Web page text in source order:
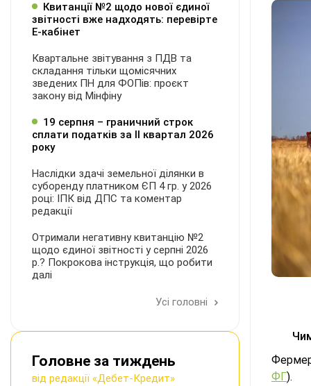
ФГ).
Квитанції №2 щодо нової єдиної
звітності вже надходять: перевірте
Е-кабінет
Квартальне звітування з ПДВ та
складання тільки щомісячних
зведених ПН для ФОПів: проєкт
закону від Мінфіну
19 серпня – граничний строк
сплати податків за ІI квартал 2026
року
Наслідки здачі земельної ділянки в
суборенду платником ЄП 4 гр. у 2026
році: ІПК від ДПС та коментар
редакції
Отримали негативну квитанцію №2
щодо єдиної звітності у серпні 2026
р.? Покрокова інструкція, що робити
далі
Усі головні
Головне за тиждень
від редакції «Дебет-Кредит»